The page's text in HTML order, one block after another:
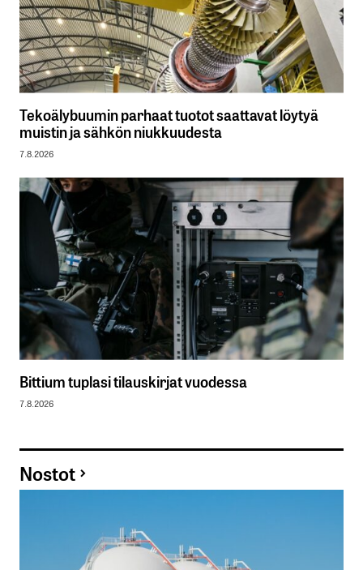
Tekoälybuumin parhaat tuotot saattavat löytyä
muistin ja sähkön niukkuudesta
7.8.2026
Bittium tuplasi tilauskirjat vuodessa
7.8.2026
Nostot